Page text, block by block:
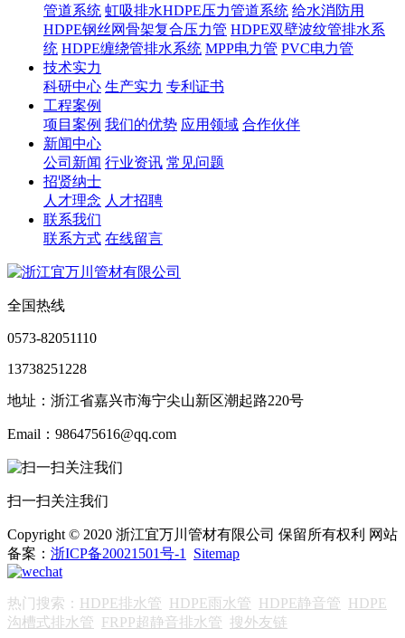
管道系统 虹吸排水HDPE压力管道系统 给水消防用
HDPE钢丝网骨架复合压力管 HDPE双壁波纹管排水系
统 HDPE缠绕管排水系统 MPP电力管 PVC电力管
技术实力
科研中心 生产实力 专利证书
工程案例
项目案例 我们的优势 应用领域 合作伙伴
新闻中心
公司新闻 行业资讯 常见问题
招贤纳士
人才理念 人才招聘
联系我们
联系方式 在线留言
全国热线
0573-82051110
13738251228
地址：浙江省嘉兴市海宁尖山新区潮起路220号
Email：986475616@qq.com
扫一扫关注我们
Copyright © 2020 浙江宜万川管材有限公司 保留所有权利 网站
备案： 浙ICP备20021501号-1 Sitemap
热门搜索： HDPE排水管 HDPE雨水管 HDPE静音管 HDPE
沟槽式排水管 FRPP超静音排水管 搜外友链